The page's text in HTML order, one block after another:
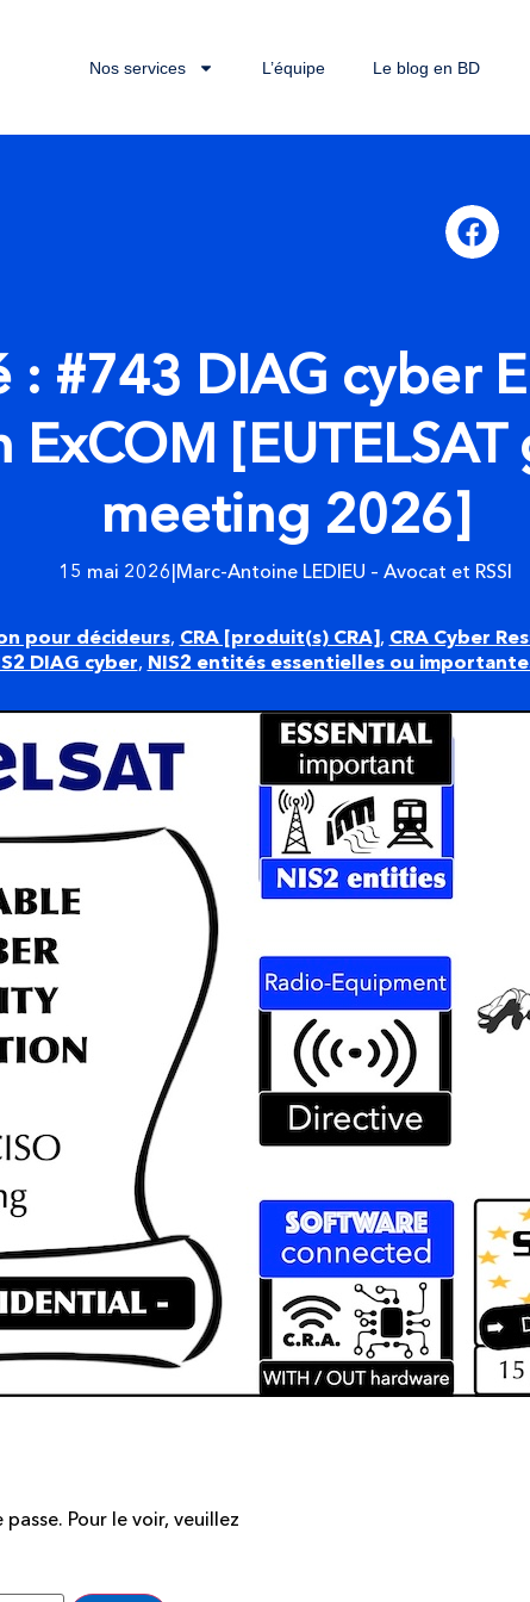
Nos services L’équipe Le blog en BD
: #743 DIAG cyber
[EUTELSAT
meeting 2026]
15 mai 2026|Marc-Antoine LEDIEU – Avocat et RSSI
pour décideurs, CRA [produit(s) CRA], CRA Cyber
DIAG cyber, NIS2 entités essentielles ou
Pour le voir, veuillez